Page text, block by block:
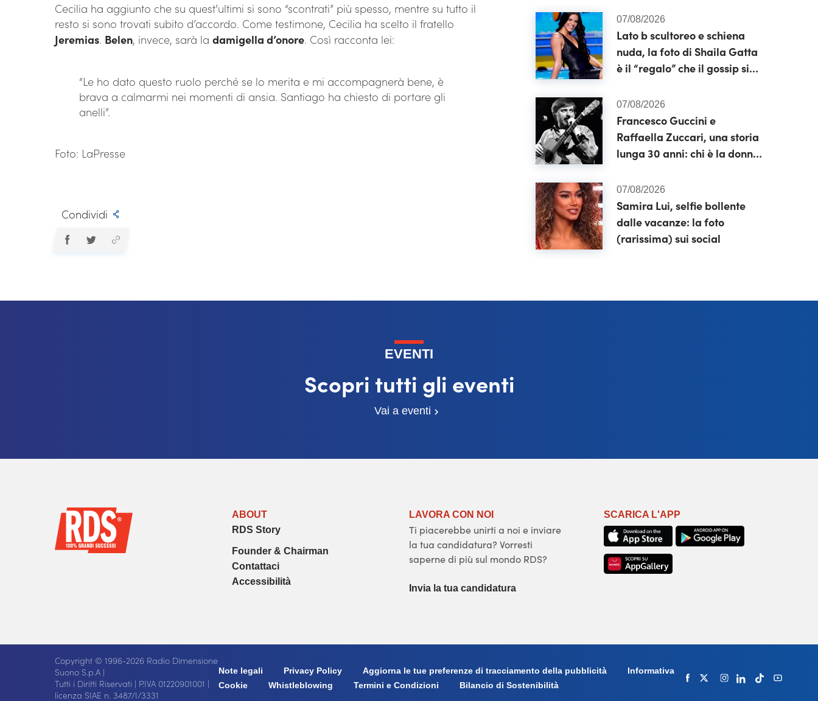
Cecilia ha aggiunto che su quest’ultimi si sono “scontrati” più spesso, mentre su tutto il
resto si sono trovati subito d’accordo. Come testimone, Cecilia ha scelto il fratello
Jeremias. Belen, invece, sarà la damigella d’onore. Così racconta lei:
“Le ho dato questo ruolo perché se lo merita e mi accompagnerà bene, è
brava a calmarmi nei momenti di ansia. Santiago ha chiesto di portare gli
anelli”.
Foto: LaPresse
Condividi
07/08/2026
Lato b scultoreo e schiena
nuda, la foto di Shaila Gatta
è il “regalo” che il gossip si
07/08/2026
Francesco Guccini e
Raffaella Zuccari, una storia
lunga 30 anni: chi è la donna
alla fine
07/08/2026
Samira Lui, selfie bollente
dalle vacanze: la foto
(rarissima) sui social
EVENTI
Scopri tutti gli eventi
Vai a eventi
ABOUT
RDS Story
Founder & Chairman
Contattaci
Accessibilità
LAVORA CON NOI
Ti piacerebbe unirti a noi e inviare
la tua candidatura? Vorresti
saperne di più sul mondo RDS?
Invia la tua candidatura
SCARICA L'APP
Copyright © 1996-2026 Radio Dimensione
Suono S.p.A |
Tutti i Diritti Riservati | P.IVA 01220901001 |
licenza SIAE n. 3487/I/3331
Note legali Privacy Policy Aggiorna le tue preferenze di tracciamento della pubblicità
Informativa
Cookie
Whistleblowing Termini e Condizioni Bilancio di Sostenibilità